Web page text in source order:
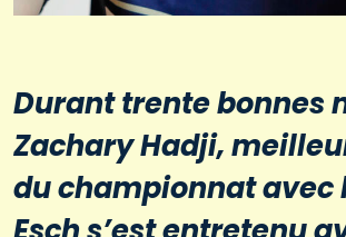
Durant trente bonnes
Zachary Hadji,
du championnat avec